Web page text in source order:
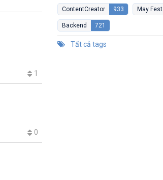
1
0
ContentCreator 933 May Fest
Backend 721
Tất cả tags